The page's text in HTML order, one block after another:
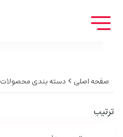
صفحه اصلی دسته بندی محصولات
ترتیب